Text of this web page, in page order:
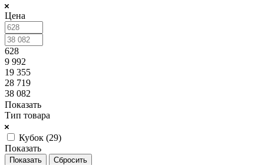
Цена
628
9 992
19 355
28 719
38 082
Показать
Тип товара
Кубок (29)
Показать
Сбросить